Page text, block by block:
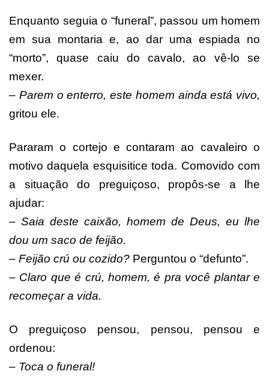
Enquanto seguia o “funeral”, passou um homem
em sua montaria e, ao dar uma espiada no
“morto”, quase caiu do cavalo, ao vê-lo se
mexer.
– Parem o enterro, este homem ainda está vivo,
gritou ele.
Pararam o cortejo e contaram ao cavaleiro o
motivo daquela esquisitice toda. Comovido com
a situação do preguiçoso, propôs-se a lhe
ajudar:
– Saia deste caixão, homem de Deus, eu lhe
dou um saco de feijão.
– Feijão crú ou cozido? Perguntou o “defunto”.
– Claro que é crú, homem, é pra você plantar e
recomeçar a vida.
O preguiçoso pensou, pensou, pensou e
ordenou:
– Toca o funeral!